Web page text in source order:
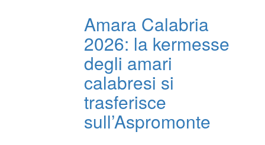
Amara Calabria
2026: la kermesse
degli amari
calabresi si
trasferisce
sull’Aspromonte